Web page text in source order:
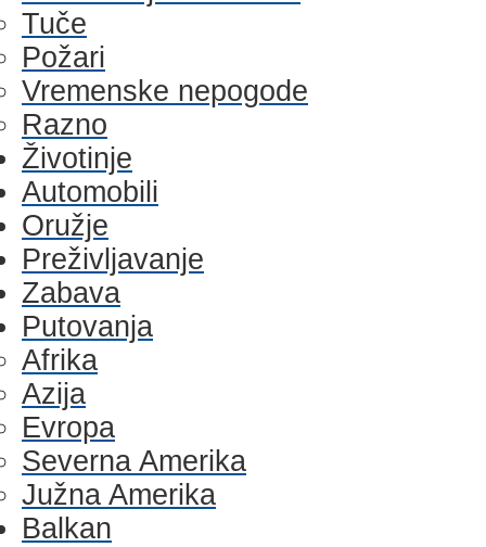
Tuče
Požari
Vremenske nepogode
Razno
Životinje
Automobili
Oružje
Preživljavanje
Zabava
Putovanja
Afrika
Azija
Evropa
Severna Amerika
Južna Amerika
Balkan